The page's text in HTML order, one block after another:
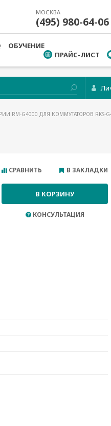
МОСКВА
(495) 980-64-06
ОБУЧЕНИЕ
ПРАЙС-ЛИСТ
RM-G4000 ДЛЯ КОММУТАТОРОВ RKS-
СРАВНИТЬ В ЗАКЛАДКИ
В КОРЗИНУ
КОНСУЛЬТАЦИЯ